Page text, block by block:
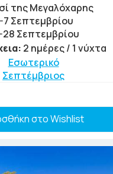
της Μεγαλόχαρης
7 Σεπτεμβρίου
28 Σεπτεμβρίου
2 ημέρες / 1 νύχτα
Εσωτερικό
Σεπτέμβριος
στο Wishlist